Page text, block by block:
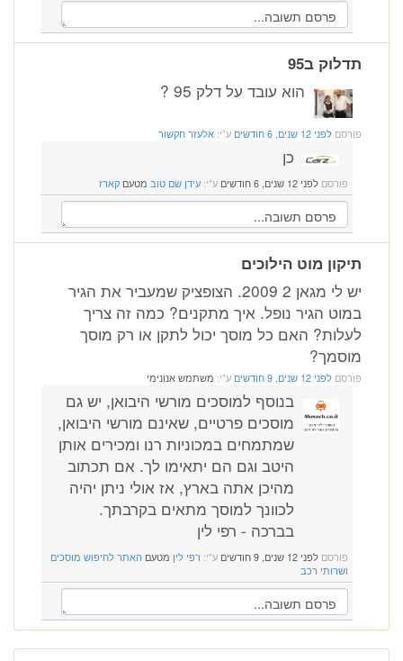
תדלוק ב95
הוא עובד על דלק 95 ?
פורסם לפני 12 שנים, 6 חודשים ע"י: אלעזר חקשור
כן
פורסם לפני 12 שנים, 6 חודשים ע"י: עידן שם טוב מטעם קארז
תיקון מוט הילוכים
יש לי מגאן 2 2009. הצופציק שמעביר את הגיר
במוט הגיר נופל. איך מתקנים? כמה זה צריך
לעלות? האם כל מוסך יכול לתקן או רק מוסך
מוסמך?
פורסם לפני 12 שנים, 9 חודשים ע"י: משתמש אנונימי
בנוסף למוסכים מורשי היבואן, יש גם
מוסכים פרטיים, שאינם מורשי היבואן,
שמתמחים במכוניות רנו ומכירים אותן
היטב וגם הם יתאימו לך. אם תכתוב
מהיכן אתה בארץ, אז אולי ניתן יהיה
לכוונך למוסך מתאים בקרבתך.
בברכה - רפי לין
פורסם לפני 12 שנים, 9 חודשים ע"י: רפי לין מטעם האתר לחיפוש מוסכים
ושרותי רכב